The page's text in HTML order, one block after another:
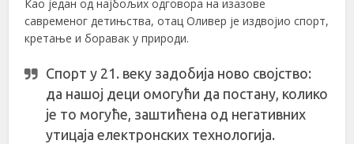
Као један од најбољих одговора на изазове
савременог детињства, отац Оливер је издвојио спорт,
кретање и боравак у природи.
Спорт у 21. веку задобија ново својство:
да нашој деци омогући да постану, колико
је то могуће, заштићена од негативних
утицаја електронских технологија.